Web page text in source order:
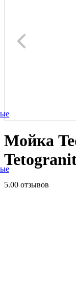
Мойка
5.00 отзывов